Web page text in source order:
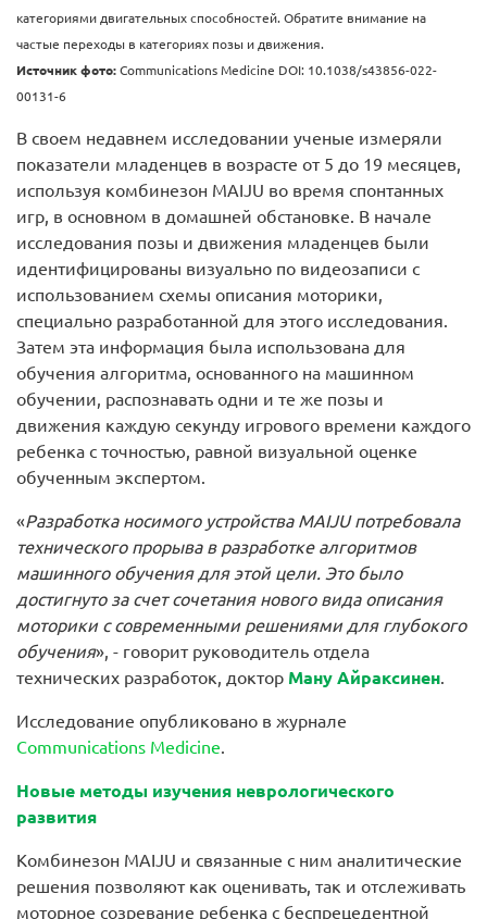
категориями двигательных способностей. Обратите внимание на
частые переходы в категориях позы и движения.
Источник фото: Communications Medicine DOI: 10.1038/s43856-022-
00131-6
В своем недавнем исследовании ученые измеряли
показатели младенцев в возрасте от 5 до 19 месяцев,
используя комбинезон MAIJU во время спонтанных
игр, в основном в домашней обстановке. В начале
исследования позы и движения младенцев были
идентифицированы визуально по видеозаписи с
использованием схемы описания моторики,
специально разработанной для этого исследования.
Затем эта информация была использована для
обучения алгоритма, основанного на машинном
обучении, распознавать одни и те же позы и
движения каждую секунду игрового времени каждого
ребенка с точностью, равной визуальной оценке
обученным экспертом.
«Разработка носимого устройства MAIJU потребовала
технического прорыва в разработке алгоритмов
машинного обучения для этой цели. Это было
достигнуто за счет сочетания нового вида описания
моторики с современными решениями для глубокого
обучения», - говорит руководитель отдела
технических разработок, доктор Ману Айраксинен.
Исследование опубликовано в журнале
Communications Medicine.
Новые методы изучения неврологического
развития
Комбинезон MAIJU и связанные с ним аналитические
решения позволяют как оценивать, так и отслеживать
моторное созревание ребенка с беспрецедентной